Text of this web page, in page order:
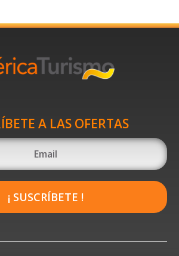
A LAS OFERTAS
¡ SUSCRÍBETE !